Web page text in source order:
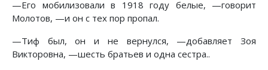
—Его мобилизовали в 1918 году белые, —говорит
Молотов, —и он с тех пор пропал.
—Тиф был, он и не вернулся, —добавляет Зоя
Викторовна, —шесть братьев и одна сестра..